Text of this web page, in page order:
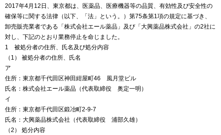
2017年4月12日、東京都は、医薬品、医療機器等の品質、有効性及び安全性の
確保等に関する法律（以下、「法」という。）第75条第1項の規定に基づき、
卸売販売業者である「株式会社エール薬品」及び「大興薬品株式会社」の2社に
対し、下記のとおり業務停止を命じました。
1 被処分者の住所、氏名及び処分内容
（1） 被処分者の住所、氏名
ア
住所：東京都千代田区神田紺屋町46 風月堂ビル
氏名：株式会社エール薬品（代表取締役 奥定一明）
イ
住所：東京都千代田区鍛冶町2-9-7
氏名：大興薬品株式会社（代表取締役 浦部久雄）
（2） 処分内容